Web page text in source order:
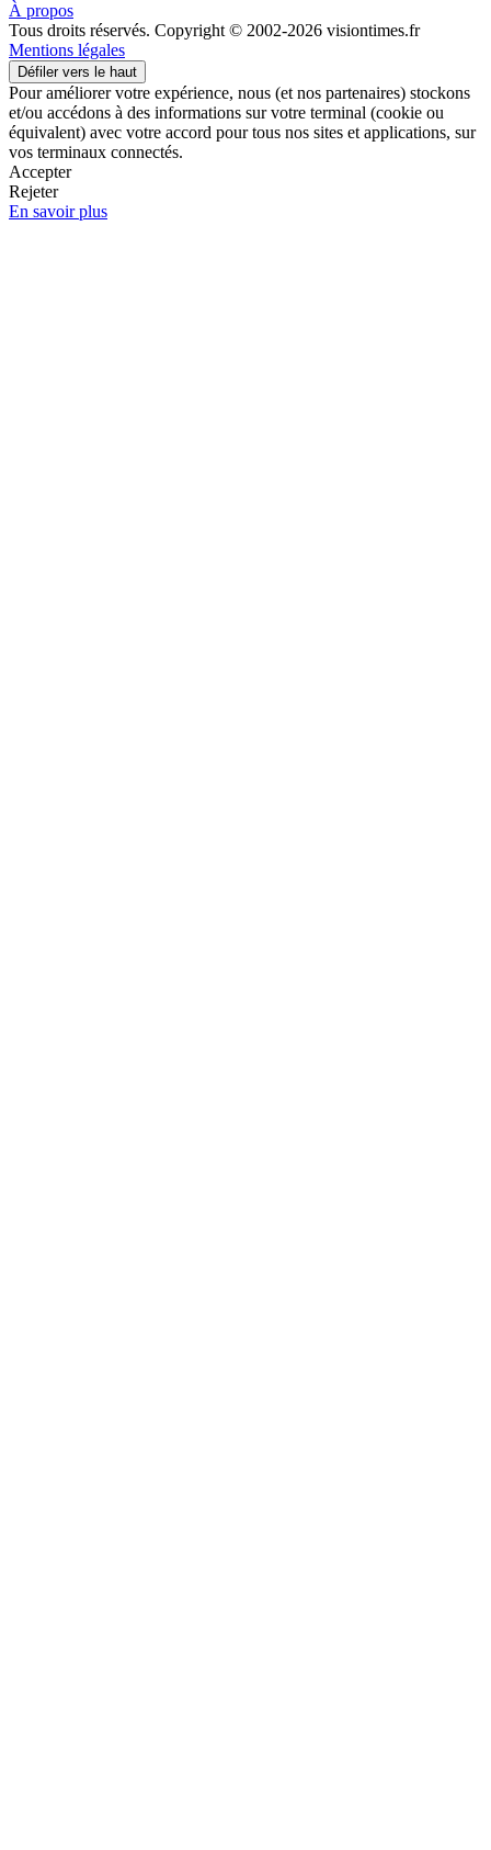
À propos
Tous droits réservés. Copyright © 2002-2026 visiontimes.fr
Mentions légales
Défiler vers le haut
Pour améliorer votre expérience, nous (et nos partenaires) stockons
et/ou accédons à des informations sur votre terminal (cookie ou
équivalent) avec votre accord pour tous nos sites et applications, sur
vos terminaux connectés.
Accepter
Rejeter
En savoir plus